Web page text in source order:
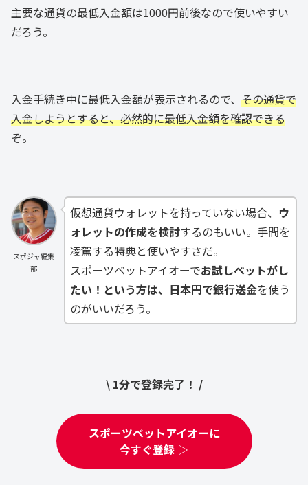
主要な通貨の最低入金額は1000円前後なので使いやすい
だろう。
入金手続き中に最低入金額が表示されるので、 その通貨で
入金しようとすると、必然的に最低入金額を確認できる
ぞ。
スポジャ編集
部
仮想通貨ウォレットを持っていない場合、 ウ
ォレットの作成を検討するのもいい。手間を
凌駕する特典と使いやすさだ。
スポーツベットアイオーでお試しベットがし
たい！という方は、日本円で銀行送金を使う
のがいいだろう。
\ 1分で登録完了！ /
スポーツベットアイオーに
今すぐ登録 ▷